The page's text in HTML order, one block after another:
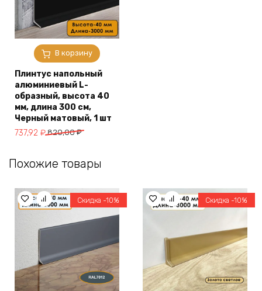
В корзину
Плинтус напольный
алюминиевый L-
образный, высота 40
мм, длина 300 см,
Черный матовый, 1 шт
820,00₽
Первоначальная
составляла
820,00 ₽.
737,92 ₽
Текущая
737,92 ₽.
Похожие товары
Скидка -10% Скидка -10%